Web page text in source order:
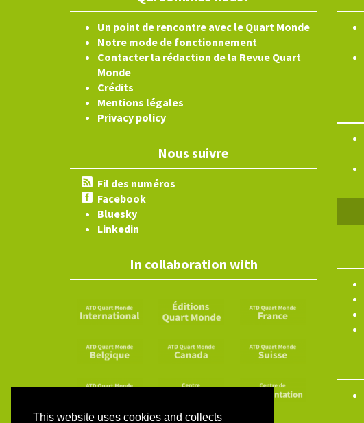
This website uses cookies and collects
Un point de rencontre avec le Quart Monde
Notre mode de fonctionnement
Contacter la rédaction de la Revue Quart
Monde
Crédits
Mentions légales
Privacy policy
Nous suivre
Fil des numéros
Facebook
Bluesky
Linkedin
In collaboration with